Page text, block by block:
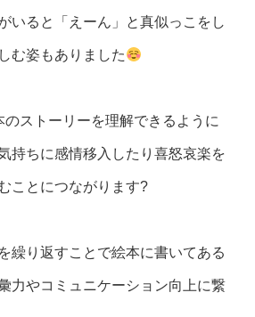
いると「えーん」と真似っこをし
む姿もありました
のストーリーを理解できるように
持ちに感情移入したり喜怒哀楽を
ことにつながります?
繰り返すことで絵本に書いてある
力やコミュニケーション向上に繋